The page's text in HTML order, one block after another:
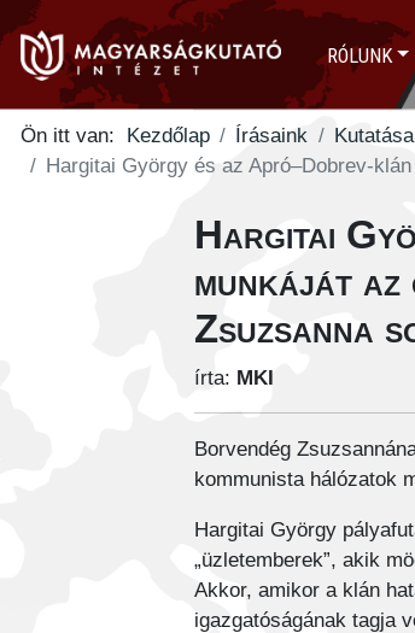
RÓLUNK
Ön itt van:
Kezdőlap Írásaink
Hargitai György és az Apró–Dobrev-
Hargitai
munkáját
Zsuzsanna
írta: MKI
Borvendég
kommunista hálózatok
Hargitai György
„üzletemberek”, akik
Akkor, amikor a klán
igazgatóságának tagja